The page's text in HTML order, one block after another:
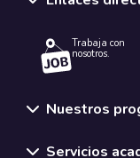
Trabaja con
nosotros.
Nuestros
Servicios